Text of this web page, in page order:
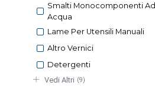
Smalti Monocomponenti Ad
Acqua
Lame Per Utensili Manuali
Altro Vernici
Detergenti
Vedi Altri (9)